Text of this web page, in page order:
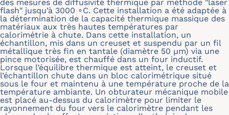
des mesures de diffusivité thermique par méthode "laser
flash" jusqu’à 3000 ∘C. Cette installation a été adaptée à
la détermination de la capacité thermique massique des
matériaux aux très hautes températures par
calorimétrie à chute. Dans cette installation, un
échantillon, mis dans un creuset et suspendu par un fil
métallique très fin en tantale (diamètre 50 μm) via une
pince motorisée, est chauffé dans un four inductif.
Lorsque l’équilibre thermique est atteint, le creuset et
l’échantillon chute dans un bloc calorimétrique situé
sous le four et maintenu à une température proche de la
température ambiante. Un obturateur mécanique mobile
est placé au-dessus du calorimètre pour limiter le
rayonnement du four vers le calorimètre pendant les